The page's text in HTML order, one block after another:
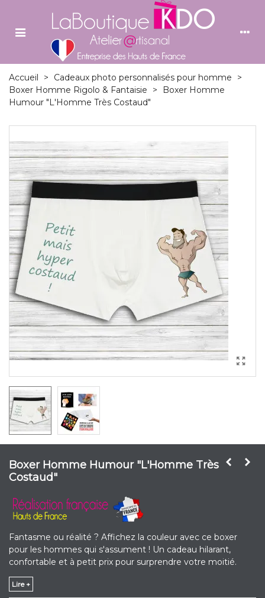
Accueil > Cadeaux photo personnalisés pour homme
>
Boxer Homme Rigolo & Fantaisie
>
Boxer Homme
Humour "L'Homme Très Costaud"
Boxer Homme Humour "L'Homme Très
Costaud"
Fantasme ou réalité ? Affichez la couleur avec ce boxer
pour les hommes qui s'assument ! Un cadeau hilarant,
confortable et à petit prix pour surprendre votre moitié.
Lire +